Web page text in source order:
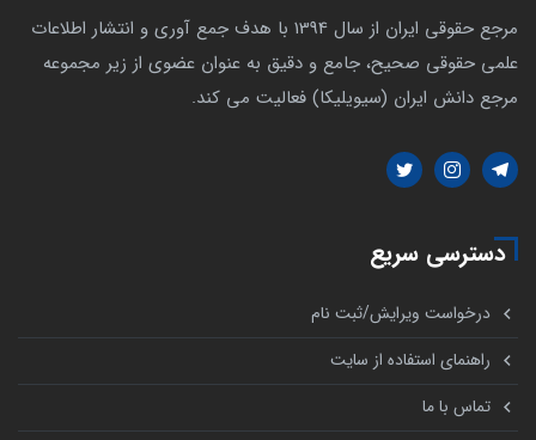
مرجع حقوقی ایران از سال 1394 با هدف جمع آوری و انتشار اطلاعات
علمی حقوقی صحیح، جامع و دقیق به عنوان عضوی از زیر مجموعه
مرجع دانش ایران (سیویلیکا) فعالیت می کند.
دسترسی سریع
درخواست ویرایش/ثبت نام
راهنمای استفاده از سایت
تماس با ما